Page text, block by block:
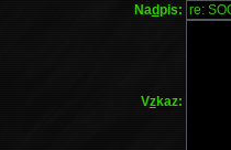
Nadpis:
Vzkaz: